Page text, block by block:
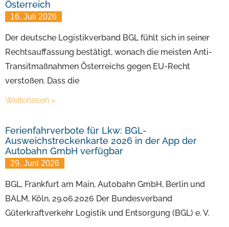
Österreich
16. Juli 2026
Der deutsche Logistikverband BGL fühlt sich in seiner
Rechtsauffassung bestätigt, wonach die meisten Anti-
Transitmaßnahmen Österreichs gegen EU-Recht
verstoßen. Dass die
Weiterlesen »
Ferienfahrverbote für Lkw: BGL-
Ausweichstreckenkarte 2026 in der App der
Autobahn GmbH verfügbar
29. Juni 2026
BGL, Frankfurt am Main, Autobahn GmbH, Berlin und
BALM, Köln, 29.06.2026 Der Bundesverband
Güterkraftverkehr Logistik und Entsorgung (BGL) e. V.